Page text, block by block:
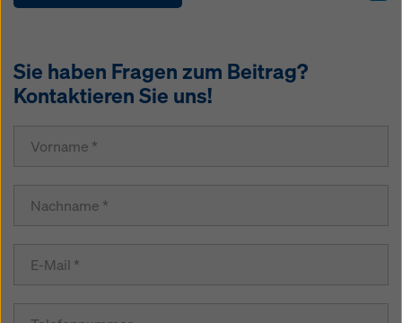
Sie haben Fragen zum Beitrag?
Kontaktieren Sie uns!